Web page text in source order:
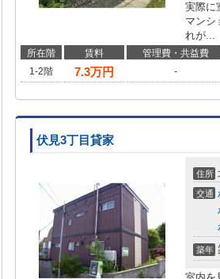
実際に
マンシ
れが...
所在階 賃料 管理費・共益費
1-2階
7.3万円 -
伏見3丁目貸家
住所
交通
築年